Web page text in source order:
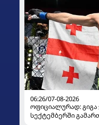
06:26/07-08-2026
ოფიციალურად: გიგა
სექტემბერში